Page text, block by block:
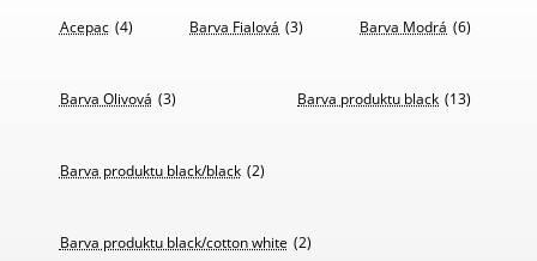
Acepac (4) Barva Fialová (3) Barva Modrá (6)
Barva Olivová (3) Barva produktu black (13)
Barva produktu black/black (2)
Barva produktu black/cotton white (2)